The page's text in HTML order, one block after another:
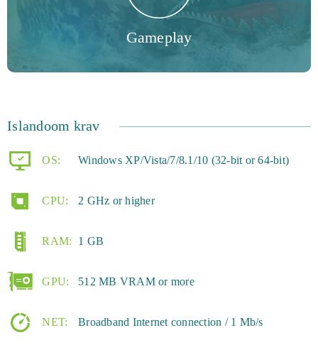
fjenden altid holder øjnene åbne efter din største
Gameplay
Islandoom krav
OS: Windows XP/Vista/7/8.1/10 (32-bit or 64-bit)
CPU: 2 GHz or higher
RAM: 1 GB
GPU: 512 MB VRAM or more
NET: Broadband Internet connection / 1 Mb/s